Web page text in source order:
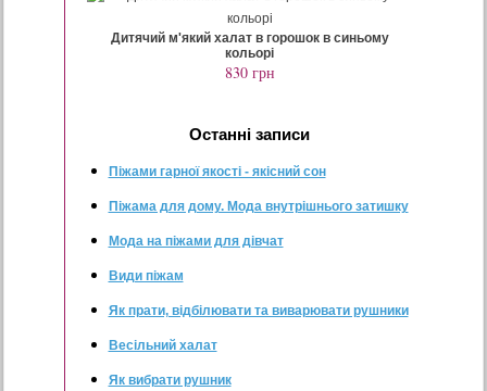
Дитячий м'який халат в горошок в синьому
кольорі
830 грн
Останнi записи
Піжами гарної якості - якісний сон
Піжама для дому. Мода внутрішнього затишку
Мода на піжами для дівчат
Види піжам
Як прати, відбілювати та виварювати рушники
Весільний халат
Як вибрати рушник